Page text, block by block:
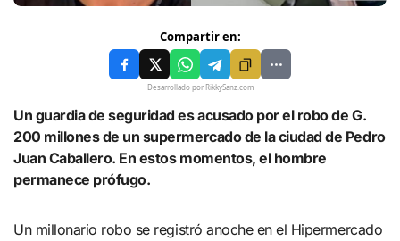
Compartir en:
Desarrollado por RikkySanz.com
Un guardia de seguridad es acusado por el robo de G.
200 millones de un supermercado de la ciudad de Pedro
Juan Caballero. En estos momentos, el hombre
permanece prófugo.
Un millonario robo se registró anoche en el Hipermercado